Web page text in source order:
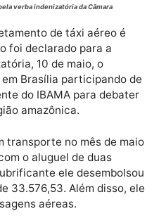
de táxi aéreo é
foi declarado para a
10 de maio, o
em Brasília participando